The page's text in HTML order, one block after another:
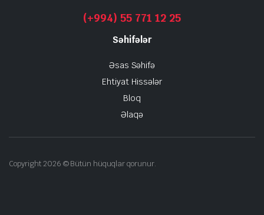
(+994) 55 771 12 25
Səhifələr
Əsas Səhifə
Ehtiyat Hissələr
Bloq
Əlaqə
Copyright 2026 © Bütün hüquqlar qorunur.